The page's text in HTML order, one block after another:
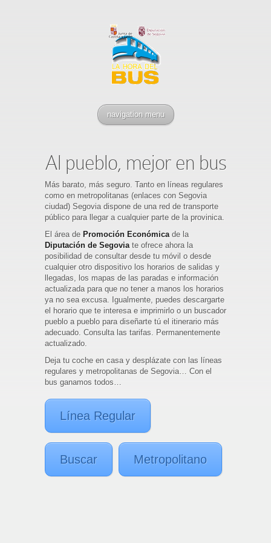
navigation menu
Al pueblo, mejor en bus
Más barato, más seguro. Tanto en líneas regulares
como en metropolitanas (enlaces con Segovia
ciudad) Segovia dispone de una red de transporte
público para llegar a cualquier parte de la provinica.
El área de Promoción Económicade la
Diputación de Segoviate ofrece ahora la
posibilidad de consultar desde tu móvil o desde
cualquier otro dispositivo los horarios de salidas y
llegadas, los mapas de las paradas e información
actualizada para que no tener a manos los horarios
ya no sea excusa. Igualmente, puedes descargarte
el horario que te interesa e imprimirlo o un buscador
pueblo a pueblo para diseñarte tú el itinerario más
adecuado. Consulta las tarifas. Permanentemente
actualizado.
Deja tu coche en casa y desplázate con las líneas
regulares y metropolitanas de Segovia… Con el
bus ganamos todos…
Línea Regular
Buscar Metropolitano